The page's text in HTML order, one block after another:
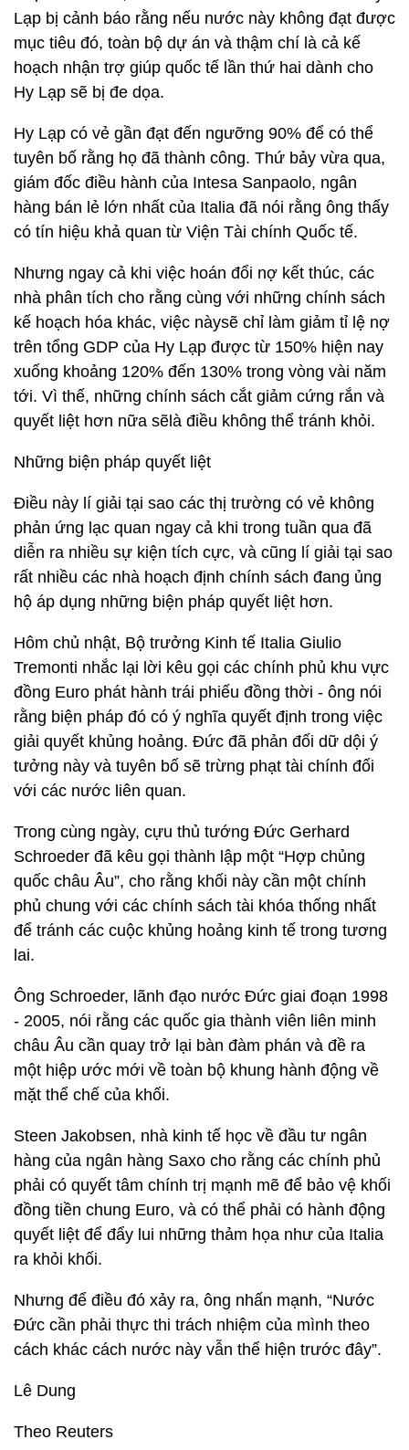
Lạp bị cảnh báo rằng nếu nước này không đạt được
mục tiêu đó, toàn bộ dự án và thậm chí là cả kế
hoạch nhận trợ giúp quốc tế lần thứ hai dành cho
Hy Lạp sẽ bị đe dọa.
Hy Lạp có vẻ gần đạt đến ngưỡng 90% để có thể
tuyên bố rằng họ đã thành công. Thứ bảy vừa qua,
giám đốc điều hành của Intesa Sanpaolo, ngân
hàng bán lẻ lớn nhất của Italia đã nói rằng ông thấy
có tín hiệu khả quan từ Viện Tài chính Quốc tế.
Nhưng ngay cả khi việc hoán đổi nợ kết thúc, các
nhà phân tích cho rằng cùng với những chính sách
kế hoạch hóa khác, việc nàysẽ chỉ làm giảm tỉ lệ nợ
trên tổng GDP của Hy Lạp được từ 150% hiện nay
xuống khoảng 120% đến 130% trong vòng vài năm
tới. Vì thế, những chính sách cắt giảm cứng rắn và
quyết liệt hơn nữa sẽlà điều không thể tránh khỏi.
Những biện pháp quyết liệt
Điều này lí giải tại sao các thị trường có vẻ không
phản ứng lạc quan ngay cả khi trong tuần qua đã
diễn ra nhiều sự kiện tích cực, và cũng lí giải tại sao
rất nhiều các nhà hoạch định chính sách đang ủng
hộ áp dụng những biện pháp quyết liệt hơn.
Hôm chủ nhật, Bộ trưởng Kinh tế Italia Giulio
Tremonti nhắc lại lời kêu gọi các chính phủ khu vực
đồng Euro phát hành trái phiếu đồng thời - ông nói
rằng biện pháp đó có ý nghĩa quyết định trong việc
giải quyết khủng hoảng. Đức đã phản đối dữ dội ý
tưởng này và tuyên bố sẽ trừng phạt tài chính đối
với các nước liên quan.
Trong cùng ngày, cựu thủ tướng Đức Gerhard
Schroeder đã kêu gọi thành lập một “Hợp chủng
quốc châu Âu”, cho rằng khối này cần một chính
phủ chung với các chính sách tài khóa thống nhất
để tránh các cuộc khủng hoảng kinh tế trong tương
lai.
Ông Schroeder, lãnh đạo nước Đức giai đoạn 1998
- 2005, nói rằng các quốc gia thành viên liên minh
châu Âu cần quay trở lại bàn đàm phán và đề ra
một hiệp ước mới về toàn bộ khung hành động về
mặt thể chế của khối.
Steen Jakobsen, nhà kinh tế học về đầu tư ngân
hàng của ngân hàng Saxo cho rằng các chính phủ
phải có quyết tâm chính trị mạnh mẽ để bảo vệ khối
đồng tiền chung Euro, và có thể phải có hành động
quyết liệt để đẩy lui những thảm họa như của Italia
ra khỏi khối.
Nhưng để điều đó xảy ra, ông nhấn mạnh, “Nước
Đức cần phải thực thi trách nhiệm của mình theo
cách khác cách nước này vẫn thể hiện trước đây”.
Lê Dung
Theo Reuters